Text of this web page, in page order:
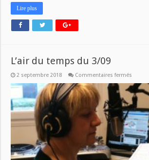
Lire plus
L’air du temps du 3/09
2 septembre 2018 Commentaires fermés
du
temps
du
3/09